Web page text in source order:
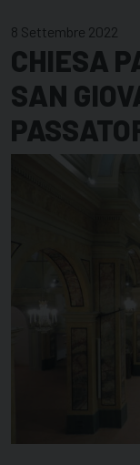
8 Settembre 2022
CHIESA
SAN